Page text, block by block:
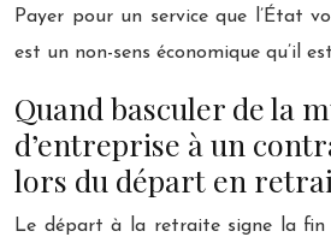
Payer pour un service que l’État
est un non-sens économique qu’il
Quand basculer de la
d’entreprise à un
lors du départ en
Le départ à la retraite signe la